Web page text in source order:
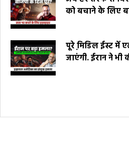
को बचाने के लिए
पूरे मि़डिल ईस्ट में
जाएंगी. ईरान ने भी